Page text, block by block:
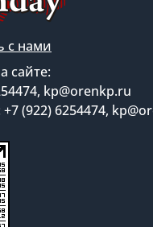
с нами
сайте:
kp@orenkp.ru
(922) 6254474,